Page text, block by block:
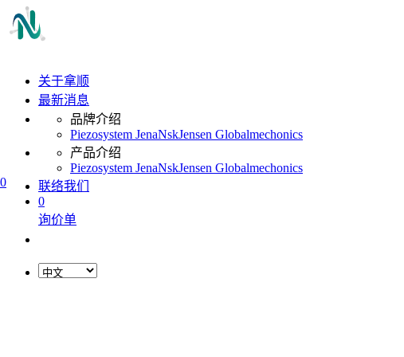
0
关于拿顺
最新消息
品牌介绍
Piezosystem JenaNskJensen Globalmechonics
产品介绍
Piezosystem JenaNskJensen Globalmechonics
联络我们
0
询价单